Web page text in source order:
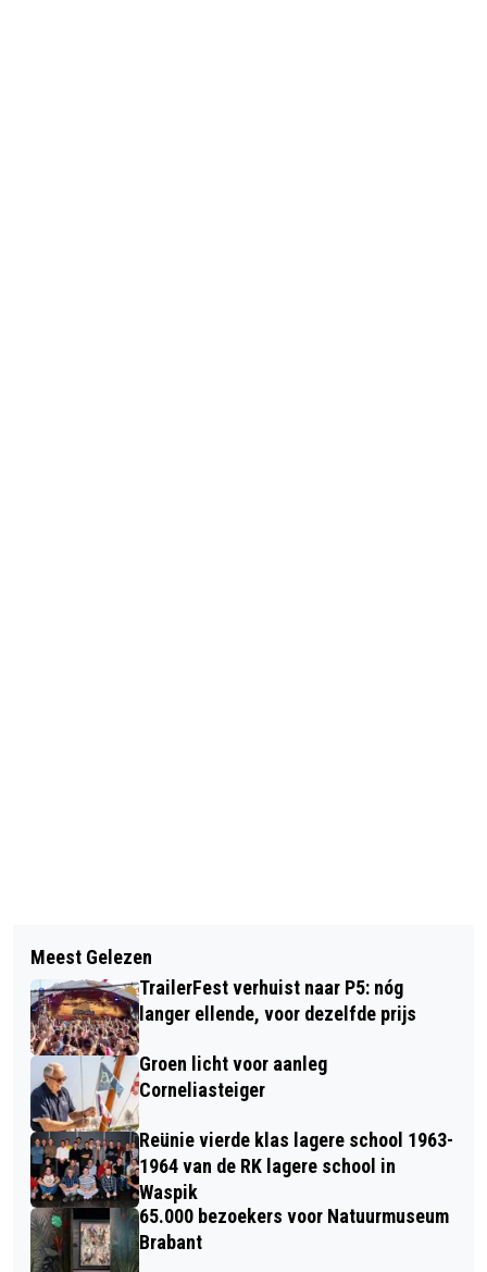
REPAIR CAFÉ ZATERDAG 16 MEI
JEU DE BOULES VERENIGING ’T VEER
1 BOEKT KNAPPE 4-2 ZEGE IN BREDA
Meest Gelezen
TrailerFest verhuist naar P5: nóg
langer ellende, voor dezelfde prijs
Groen licht voor aanleg
Corneliasteiger
Reünie vierde klas lagere school 1963-
1964 van de RK lagere school in
Waspik
65.000 bezoekers voor Natuurmuseum
Brabant